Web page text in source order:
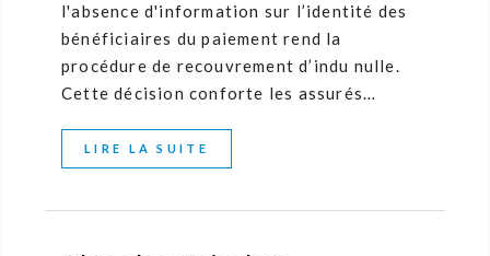
l'absence d'information sur l’identité des
bénéficiaires du paiement rend la
procédure de recouvrement d’indu nulle.
Cette décision conforte les assurés…
LIRE LA SUITE